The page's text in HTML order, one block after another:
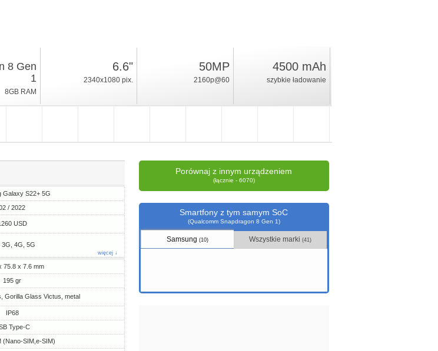
8 Gen
1
8GB RAM
6.6"
2340x1080 pix.
50MP
2160p@60
4500 mAh
szybkie ładowanie
Galaxy S22+ 5G
/ 2022
USD
3G, 4G, 5G
więcej ↓
75.8 x 7.6 mm
195 gr
Gorilla Glass Victus, metal
IP68
Type-C
(Nano-SIM,e-SIM)
Porównaj z innym urządzeniem
(łącznie - 6070)
Smartfony z tym samym SoC
(Qualcomm Snapdragon 8 Gen 1)
Samsung (10) Wszystkie marki(41)